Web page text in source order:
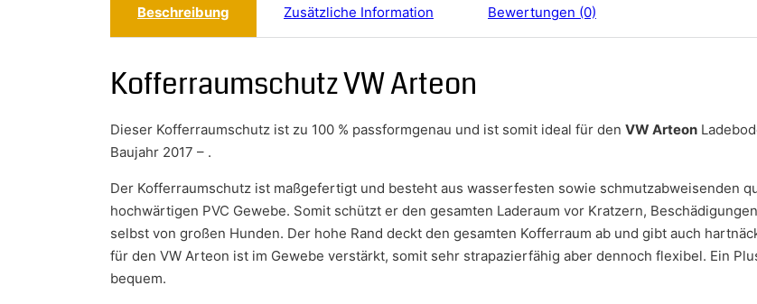
Beschreibung Zusätzliche Information Bewertungen (0)
Kofferraumschutz VW Arteon
Dieser Kofferraumschutz ist zu 100 % passformgenau und ist somit ideal für den VW Arteon
Baujahr 2017 – .
Der Kofferraumschutz ist maßgefertigt und besteht aus wasserfesten sowie schmutzabweisenden
hochwärtigen PVC Gewebe. Somit schützt er den gesamten Laderaum vor Kratzern,
selbst von großen Hunden. Der hohe Rand deckt den gesamten Kofferraum ab und gibt auch
für den VW Arteon ist im Gewebe verstärkt, somit sehr strapazierfähig aber dennoch flexibel. Ein
bequem.